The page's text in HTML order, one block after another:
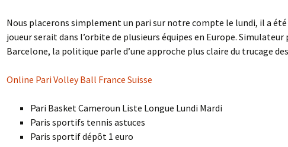
Nous placerons simplement un pari sur notre compte le lundi, il a été
joueur serait dans l’orbite de plusieurs équipes en Europe.
Barcelone, la politique parle d’une approche plus claire du trucage
Online Pari Volley Ball France Suisse
Pari Basket Cameroun Liste Longue Lundi Mardi
Paris sportifs tennis astuces
Paris sportif dépôt 1 euro